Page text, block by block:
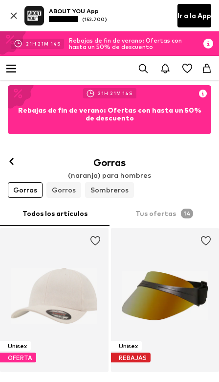
ABOUT YOU App
(152.700) Ir a la App
21H 21M 12 S
Rebajas de fin de verano: Ofertas con
hasta un 50% de descuento
21H 21M 12 S
Rebajas de fin de verano: Ofertas con hasta un 50%
de descuento
Gorras
(naranja) para hombres
Gorras
Gorros Sombreros
Todos los artículos Tus ofertas 14
Unisex
OFERTA
Unisex
REBAJAS